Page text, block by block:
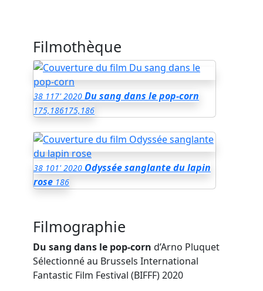
Filmothèque
38 117' 2020 Du sang dans le pop-corn
175,186175,186
38 101' 2020 Odyssée sanglante du lapin
rose 186
Filmographie
Du sang dans le pop-corn d’Arno Pluquet
Sélectionné au Brussels International
Fantastic Film Festival (BIFFF) 2020